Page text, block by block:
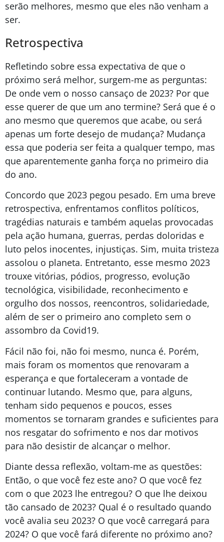
serão melhores, mesmo que eles não venham a
ser.
Retrospectiva
Refletindo sobre essa expectativa de que o
próximo será melhor, surgem-me as perguntas:
De onde vem o nosso cansaço de 2023? Por que
esse querer de que um ano termine? Será que é o
ano mesmo que queremos que acabe, ou será
apenas um forte desejo de mudança? Mudança
essa que poderia ser feita a qualquer tempo, mas
que aparentemente ganha força no primeiro dia
do ano.
Concordo que 2023 pegou pesado. Em uma breve
retrospectiva, enfrentamos conflitos políticos,
tragédias naturais e também aquelas provocadas
pela ação humana, guerras, perdas doloridas e
luto pelos inocentes, injustiças. Sim, muita tristeza
assolou o planeta. Entretanto, esse mesmo 2023
trouxe vitórias, pódios, progresso, evolução
tecnológica, visibilidade, reconhecimento e
orgulho dos nossos, reencontros, solidariedade,
além de ser o primeiro ano completo sem o
assombro da Covid19.
Fácil não foi, não foi mesmo, nunca é. Porém,
mais foram os momentos que renovaram a
esperança e que fortaleceram a vontade de
continuar lutando. Mesmo que, para alguns,
tenham sido pequenos e poucos, esses
momentos se tornaram grandes e suficientes para
nos resgatar do sofrimento e nos dar motivos
para não desistir de alcançar o melhor.
Diante dessa reflexão, voltam-me as questões:
Então, o que você fez este ano? O que você fez
com o que 2023 lhe entregou? O que lhe deixou
tão cansado de 2023? Qual é o resultado quando
você avalia seu 2023? O que você carregará para
2024? O que você fará diferente no próximo ano?